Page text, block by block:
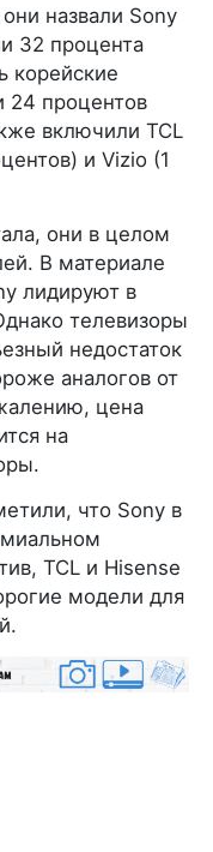
назвали Sony
32 процента
корейские
24 процентов
включили TCL
и Vizio (1
они в целом
В материале
лидируют в
телевизоры
недостаток
аналогов от
цена
на
что Sony в
TCL и Hisense
модели для